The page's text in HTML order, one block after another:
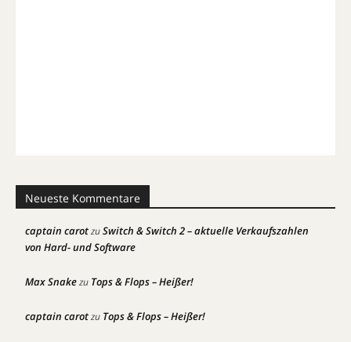
Neueste Kommentare
captain carotzuSwitch & Switch 2 – aktuelle Verkaufszahlen
von Hard- und Software
Max Snakezu Tops & Flops – Heißer!
captain carotzu Tops & Flops – Heißer!